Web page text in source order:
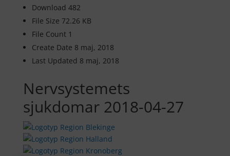
Download 482
File Size 72.26 KB
File Count 1
Create Date 8 maj, 2018
Last Updated 8 maj, 2018
Nervsystemets
sjukdomar 2018-04-27